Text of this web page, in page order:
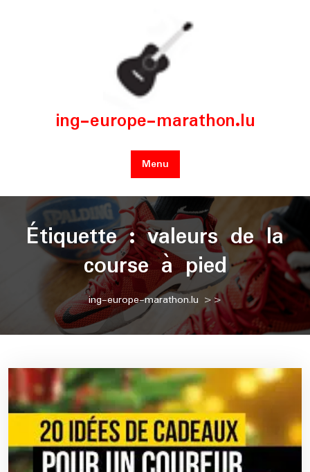
ing-europe-marathon.lu
Menu
Étiquette :valeurs de la
course à pied
ing-europe-marathon.lu >>